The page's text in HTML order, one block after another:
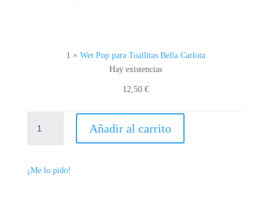
I
T
S
E
L
1 ×Wet Pop para Toallitas Bella Carlota
Hay existencias
12,50€
DE
CANTIDAD
Añadir al carrito
¡Me lo pido!